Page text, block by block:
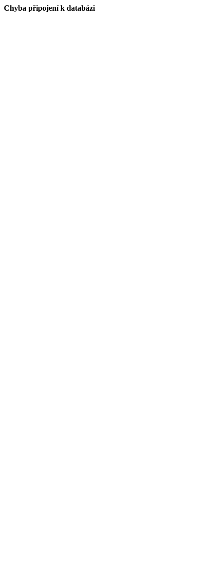
Chyba připojení k databázi